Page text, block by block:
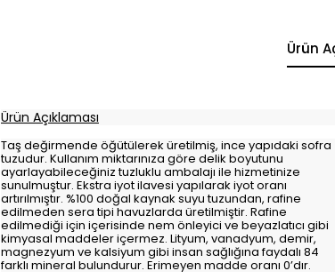
Ürün
Ürün Açıklaması
Taş değirmende öğütülerek üretilmiş, ince yapıdaki sofra
tuzudur. Kullanım miktarınıza göre delik boyutunu
ayarlayabileceğiniz tuzluklu ambalajı ile hizmetinize
sunulmuştur. Ekstra iyot ilavesi yapılarak iyot oranı
artırılmıştır. %100 doğal kaynak suyu tuzundan, rafine
edilmeden sera tipi havuzlarda üretilmiştir. Rafine
edilmediği için içerisinde nem önleyici ve beyazlatıcı gibi
kimyasal maddeler içermez. Lityum, vanadyum, demir,
magnezyum ve kalsiyum gibi insan sağlığına faydalı 84
farklı mineral bulundurur. Erimeyen madde oranı 0’dır.